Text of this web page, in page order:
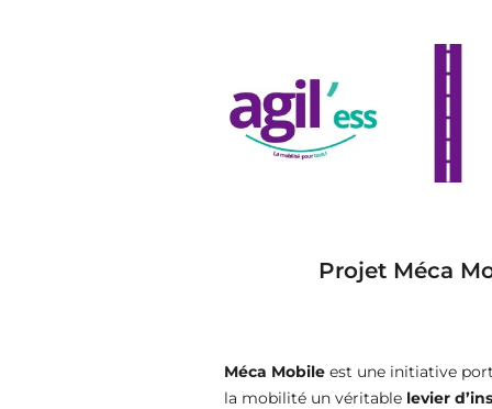
Projet Méca
Méca Mobile est une initiative
la mobilité un véritable levier